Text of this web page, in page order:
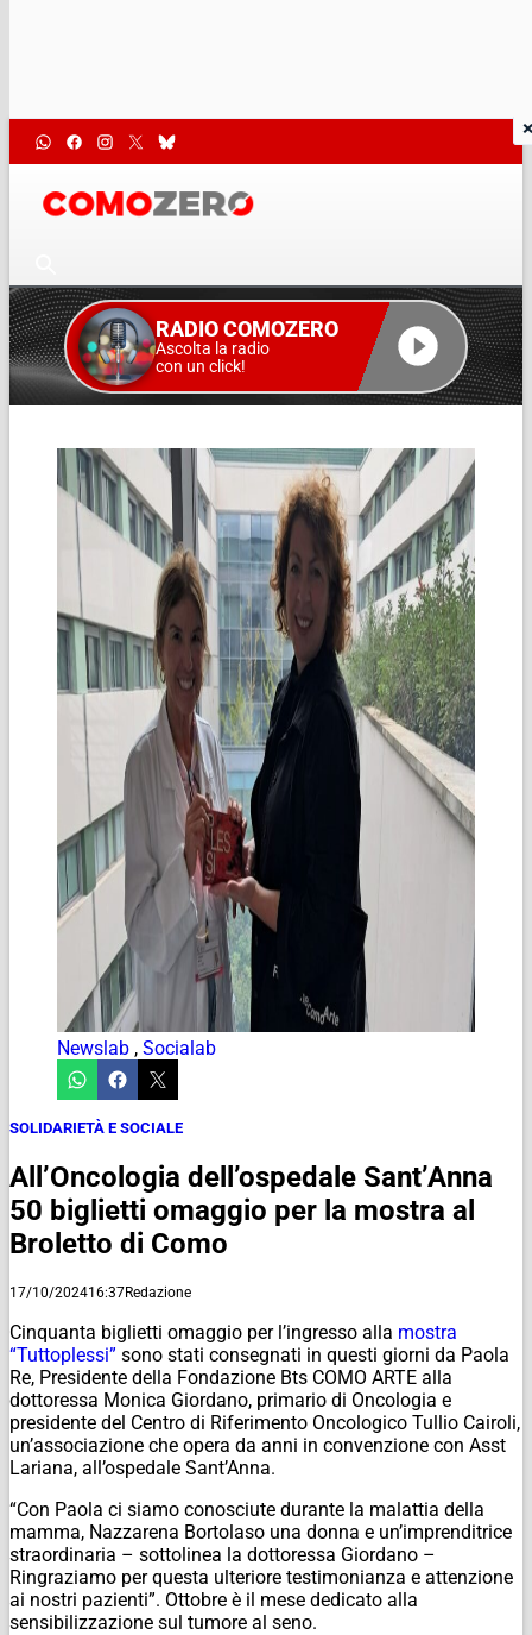
RADIO COMOZERO
Ascolta la radio
con un click!
Newslab , Socialab
SOLIDARIETÀ E SOCIALE
All’Oncologia dell’ospedale Sant’Anna
50 biglietti omaggio per la mostra al
Broletto di Como
17/10/202416:37Redazione
Cinquanta biglietti omaggio per l’ingresso alla mostra
“Tuttoplessi” sono stati consegnati in questi giorni da Paola
Re, Presidente della Fondazione Bts COMO ARTE alla
dottoressa Monica Giordano, primario di Oncologia e
presidente del Centro di Riferimento Oncologico Tullio Cairoli,
un’associazione che opera da anni in convenzione con Asst
Lariana, all’ospedale Sant’Anna.
“Con Paola ci siamo conosciute durante la malattia della
mamma, Nazzarena Bortolaso una donna e un’imprenditrice
straordinaria – sottolinea la dottoressa Giordano –
Ringraziamo per questa ulteriore testimonianza e attenzione
ai nostri pazienti”. Ottobre è il mese dedicato alla
sensibilizzazione sul tumore al seno.